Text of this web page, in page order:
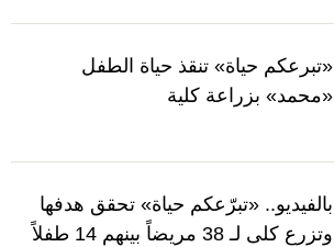
«تبرعكم حياة» تنقذ حياة الطفل
«محمد» بزراعة كلية
بالفيديو.. «تبرّعكم حياة» تحقق هدفها
وتزرع كلى لـ 38 مريضاً بينهم 14 طفلاً